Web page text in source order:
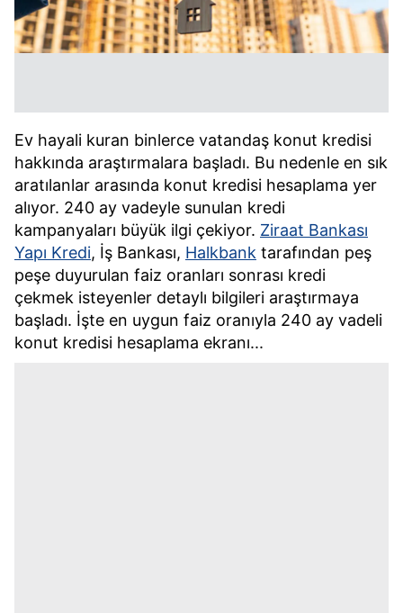
Ev hayali kuran binlerce vatandaş konut kredisi
hakkında araştırmalara başladı. Bu nedenle en sık
aratılanlar arasında konut kredisi hesaplama yer
alıyor. 240 ay vadeyle sunulan kredi
kampanyaları büyük ilgi çekiyor. Ziraat Bankası
Yapı Kredi, İş Bankası, Halkbank tarafından peş
peşe duyurulan faiz oranları sonrası kredi
çekmek isteyenler detaylı bilgileri araştırmaya
başladı. İşte en uygun faiz oranıyla 240 ay vadeli
konut kredisi hesaplama ekranı...